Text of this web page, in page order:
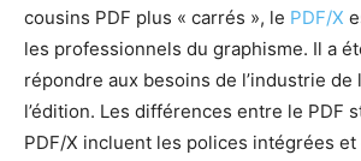
cousins PDF plus « carrés », le PDF/X
les professionnels du graphisme. Il a
répondre aux besoins de l’industrie de
l’édition. Les différences entre le PDF
PDF/X incluent les polices intégrées